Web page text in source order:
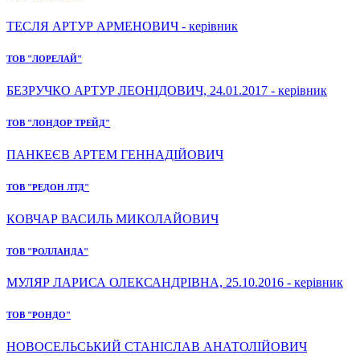
ТЕСЛЯ АРТУР АРМЕНОВИЧ - керівник
ТОВ "ЛОРЕЛАЙ"
БЕЗРУЧКО АРТУР ЛЕОНІДОВИЧ, 24.01.2017 - керівник
ТОВ "ЛОНДОР ТРЕЙД"
ПАНКЕЄВ АРТЕМ ГЕННАДІЙОВИЧ
ТОВ "РЕДОН ЛТД"
КОВЧАР ВАСИЛЬ МИКОЛАЙОВИЧ
ТОВ "РОЛЛАНДА"
МУЛЯР ЛАРИСА ОЛЕКСАНДРІВНА, 25.10.2016 - керівник
ТОВ "РОНДО"
НОВОСЕЛЬСЬКИЙ СТАНІСЛАВ АНАТОЛІЙОВИЧ